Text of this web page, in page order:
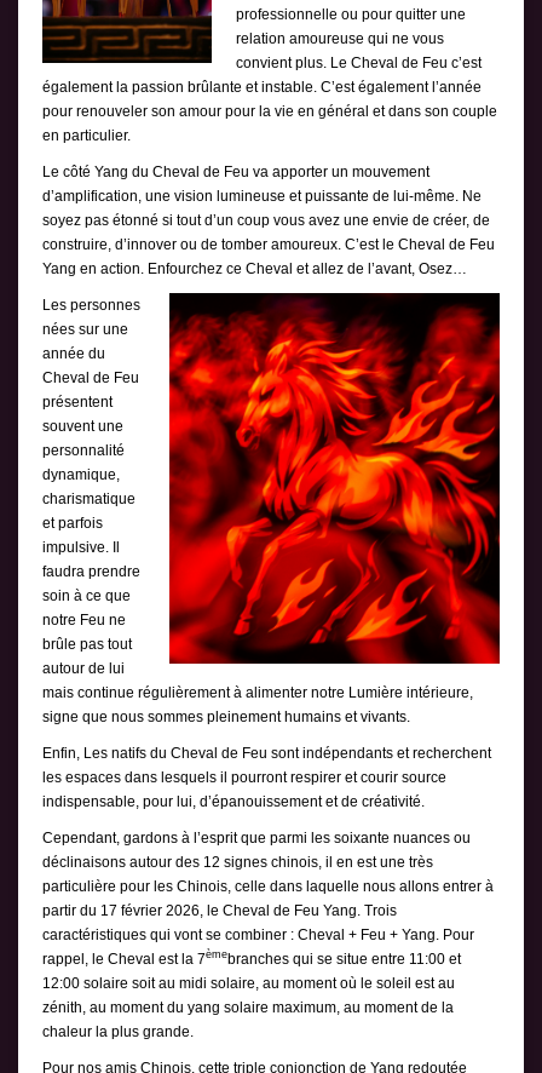
professionnelle ou pour quitter une
relation amoureuse qui ne vous
convient plus. Le Cheval de Feu c’est
également la passion brûlante et instable. C’est également l’année
pour renouveler son amour pour la vie en général et dans son couple
en particulier.
Le côté Yang du Cheval de Feu va apporter un mouvement
d’amplification, une vision lumineuse et puissante de lui-même. Ne
soyez pas étonné si tout d’un coup vous avez une envie de créer, de
construire, d’innover ou de tomber amoureux. C’est le Cheval de Feu
Yang en action. Enfourchez ce Cheval et allez de l’avant, Osez…
Les personnes
nées sur une
année du
Cheval de Feu
présentent
souvent une
personnalité
dynamique,
charismatique
et parfois
impulsive. Il
faudra prendre
soin à ce que
notre Feu ne
brûle pas tout
autour de lui
mais continue régulièrement à alimenter notre Lumière intérieure,
signe que nous sommes pleinement humains et vivants.
Enfin, Les natifs du Cheval de Feu sont indépendants et recherchent
les espaces dans lesquels il pourront respirer et courir source
indispensable, pour lui, d’épanouissement et de créativité.
Cependant, gardons à l’esprit que parmi les soixante nuances ou
déclinaisons autour des 12 signes chinois, il en est une très
particulière pour les Chinois, celle dans laquelle nous allons entrer à
partir du 17 février 2026, le Cheval de Feu Yang. Trois
caractéristiques qui vont se combiner : Cheval + Feu + Yang. Pour
rappel, le Cheval est la 7èmebranches qui se situe entre 11:00 et
12:00 solaire soit au midi solaire, au moment où le soleil est au
zénith, au moment du yang solaire maximum, au moment de la
chaleur la plus grande.
Pour nos amis Chinois, cette triple conjonction de Yang redoutée